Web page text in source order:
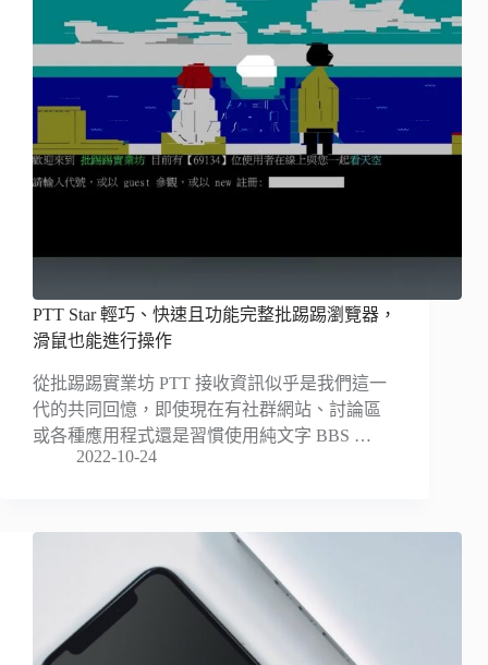
PTT Star 輕巧、快速且功能完整批踢踢瀏覽器，
滑鼠也能進行操作
從批踢踢實業坊 PTT 接收資訊似乎是我們這一
代的共同回憶，即使現在有社群網站、討論區
或各種應用程式還是習慣使用純文字 BBS …
2022-10-24